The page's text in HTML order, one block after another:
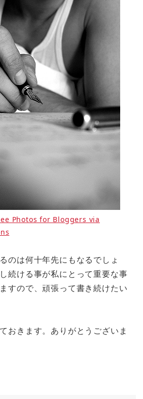
Photos for Bloggers via
のは何十年先にもなるでしょ
続ける事が私にとって重要な事
すので、頑張って書き続けたい
おきます。ありがとうございま